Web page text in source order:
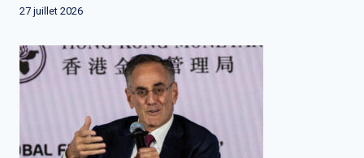
27 juillet 2026